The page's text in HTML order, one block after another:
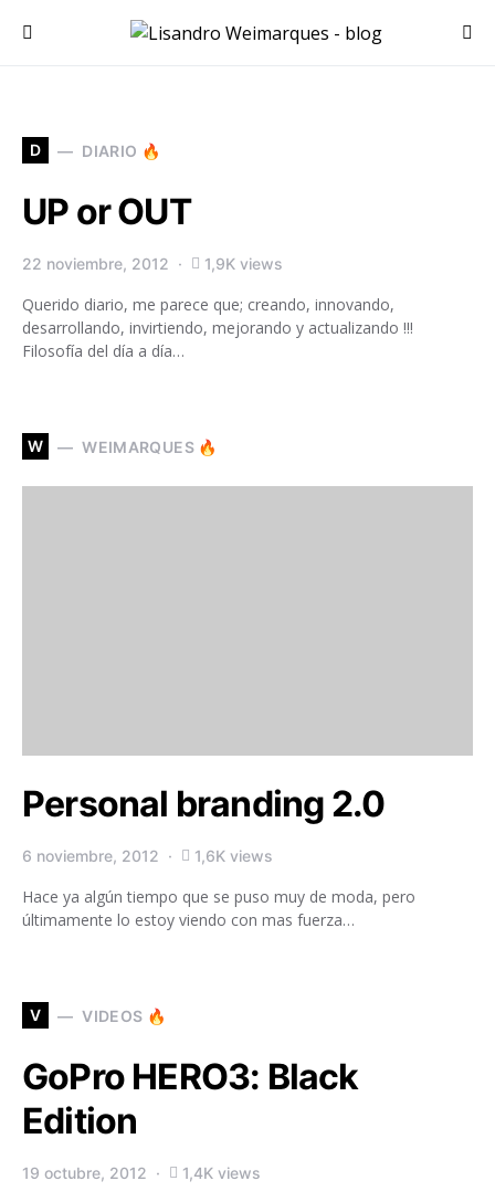
Search for:
D DIARIO 🔥
UP or OUT
22 noviembre, 2012 1,9K views
Querido diario, me parece que; creando, innovando,
desarrollando, invirtiendo, mejorando y actualizando !!!
Filosofía del día a día…
W WEIMARQUES 🔥
Personal branding 2.0
6 noviembre, 2012 1,6K views
Hace ya algún tiempo que se puso muy de moda, pero
últimamente lo estoy viendo con mas fuerza…
V VIDEOS 🔥
GoPro HERO3: Black
Edition
19 octubre, 2012 1,4K views